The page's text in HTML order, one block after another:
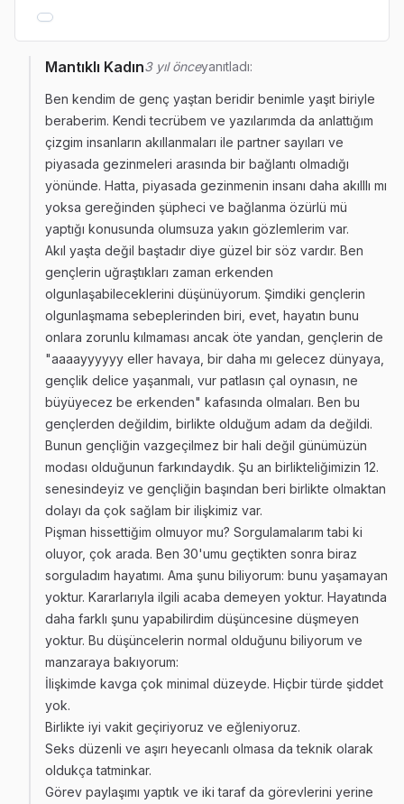
Mantıklı Kadın3 yıl önceyanıtladı:
Ben kendim de genç yaştan beridir benimle yaşıt biriyle
beraberim. Kendi tecrübem ve yazılarımda da anlattığım
çizgim insanların akıllanmaları ile partner sayıları ve
piyasada gezinmeleri arasında bir bağlantı olmadığı
yönünde. Hatta, piyasada gezinmenin insanı daha akılllı mı
yoksa gereğinden şüpheci ve bağlanma özürlü mü
yaptığı konusunda olumsuza yakın gözlemlerim var.
Akıl yaşta değil baştadır diye güzel bir söz vardır. Ben
gençlerin uğraştıkları zaman erkenden
olgunlaşabileceklerini düşünüyorum. Şimdiki gençlerin
olgunlaşmama sebeplerinden biri, evet, hayatın bunu
onlara zorunlu kılmaması ancak öte yandan, gençlerin de
"aaaayyyyyy eller havaya, bir daha mı gelecez dünyaya,
gençlik delice yaşanmalı, vur patlasın çal oynasın, ne
büyüyecez be erkenden" kafasında olmaları. Ben bu
gençlerden değildim, birlikte olduğum adam da değildi.
Bunun gençliğin vazgeçilmez bir hali değil günümüzün
modası olduğunun farkındaydık. Şu an birlikteliğimizin 12.
senesindeyiz ve gençliğin başından beri birlikte olmaktan
dolayı da çok sağlam bir ilişkimiz var.
Pişman hissettiğim olmuyor mu? Sorgulamalarım tabi ki
oluyor, çok arada. Ben 30'umu geçtikten sonra biraz
sorguladım hayatımı. Ama şunu biliyorum: bunu yaşamayan
yoktur. Kararlarıyla ilgili acaba demeyen yoktur. Hayatında
daha farklı şunu yapabilirdim düşüncesine düşmeyen
yoktur. Bu düşüncelerin normal olduğunu biliyorum ve
manzaraya bakıyorum:
İlişkimde kavga çok minimal düzeyde. Hiçbir türde şiddet
yok.
Birlikte iyi vakit geçiriyoruz ve eğleniyoruz.
Seks düzenli ve aşırı heyecanlı olmasa da teknik olarak
oldukça tatminkar.
Görev paylaşımı yaptık ve iki taraf da görevlerini yerine